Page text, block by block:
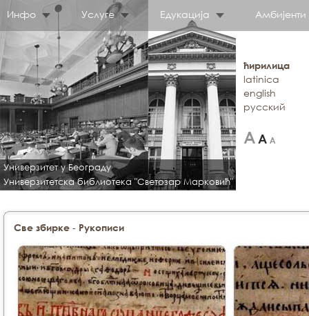
Инфо Услуге Едукација Амбијенти
Универзитет у Београду
Универзитетска библиотека "Светозар Марковић"
ћирилица
latinica
english
русский
Све збирке - Рукописи